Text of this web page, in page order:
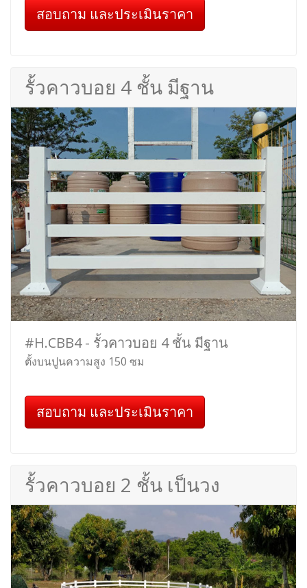
สอบถาม และประเมินราคา
รั้วคาวบอย 4 ชั้น มีฐาน
#H.CBB4 - รั้วคาวบอย 4 ชั้น มีฐาน
ตั้งบนปูนความสูง 150 ซม
สอบถาม และประเมินราคา
รั้วคาวบอย 2 ชั้น เป็นวง